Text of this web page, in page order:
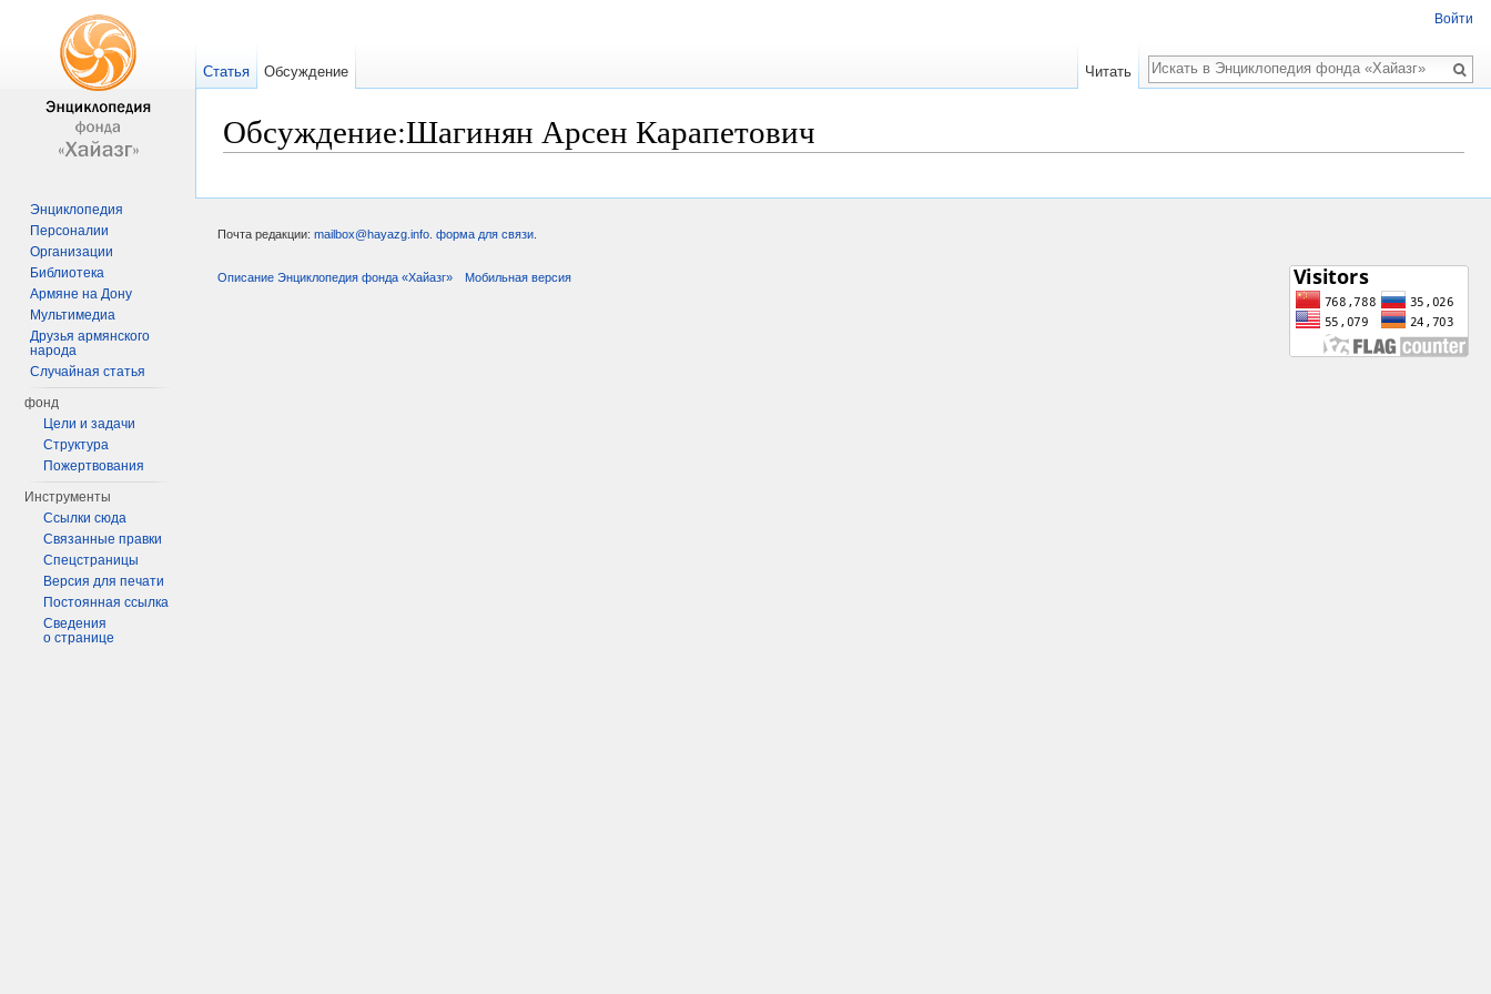
Обсуждение:Шагинян Арсен Карапетович
Войти
Статья Обсуждение Читать
Поиск
Энциклопедия
Персоналии
Организации
Библиотека
Армяне на Дону
Мультимедиа
Друзья армянского
народа
Случайная статья
фонд
Цели и задачи
Структура
Пожертвования
Инструменты
Ссылки сюда
Связанные правки
Спецстраницы
Версия для печати
Постоянная ссылка
Сведения
о странице
Почта редакции: mailbox@hayazg.info форма для связи
Описание Энциклопедия фонда «Хайазг» Мобильная версия